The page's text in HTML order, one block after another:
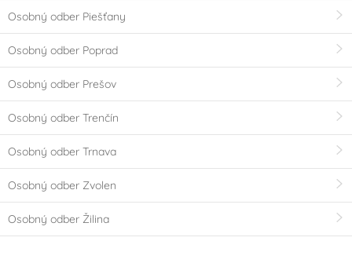
Osobný odber Piešťany
Osobný odber Poprad
Osobný odber Prešov
Osobný odber Trenčín
Osobný odber Trnava
Osobný odber Zvolen
Osobný odber Žilina